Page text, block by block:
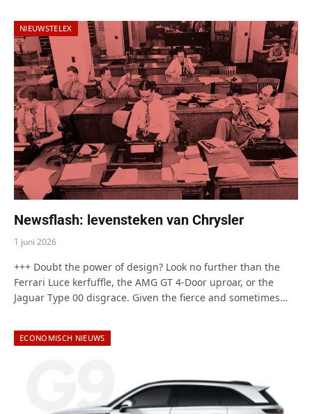
NIEUWSTELEX
Newsflash: levensteken van Chrysler
1 juni 2026
+++ Doubt the power of design? Look no further than the
Ferrari Luce kerfuffle, the AMG GT 4-Door uproar, or the
Jaguar Type 00 disgrace. Given the fierce and sometimes…
ECONOMISCH NIEUWS